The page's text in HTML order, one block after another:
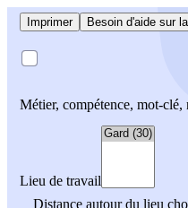
Imprimer Besoin d'aide sur
Métier, compétence, mot-
Lieu de travail
Distance autour du lieu